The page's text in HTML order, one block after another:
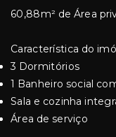
60,88m² de Área
Característica do
3 Dormitórios
1 Banheiro social
Sala e cozinha
Área de serviço